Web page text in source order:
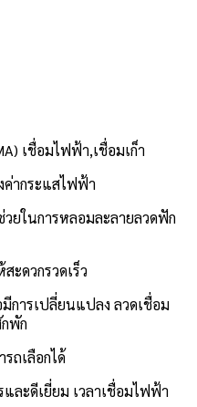
เชื่อมไฟฟ้า,เชื่อมเก็า
ากระแสไฟฟ้า
ยในการหลอมละลายลวดฟัก
ะดวกรวดเร็ว
การเปลี่ยนแปลง ลวดเชื่อม
พัก
ถเลือกได้
ละดีเยี่ยม เวลาเชื่อมไฟฟ้า